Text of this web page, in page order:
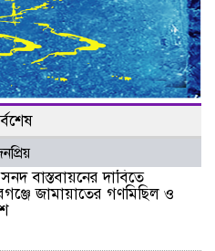
বাস্তবায়নের দাবিতে
জামায়াতের গণমিছিল ও